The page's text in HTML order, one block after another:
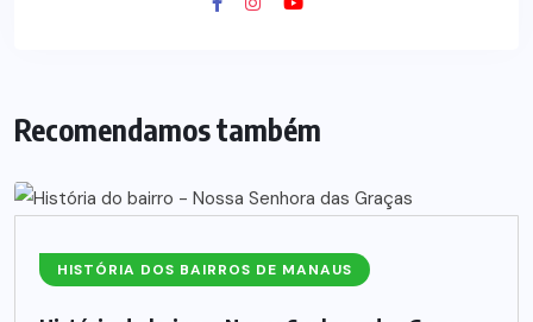
Recomendamos também
HISTÓRIA DOS BAIRROS DE MANAUS